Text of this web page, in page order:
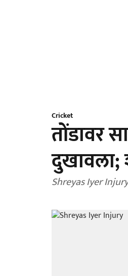
Cricket
तोंडावर
दुखावला;
Shreyas Iyer